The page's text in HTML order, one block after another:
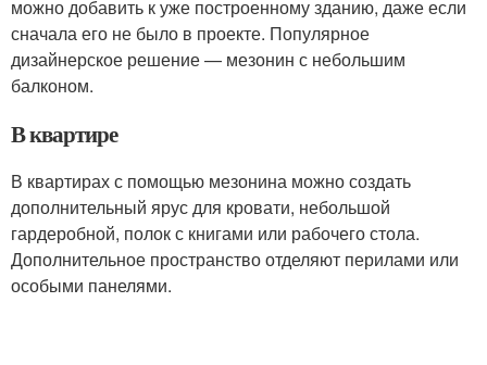
можно добавить к уже построенному зданию, даже если
сначала его не было в проекте. Популярное
дизайнерское решение — мезонин с небольшим
балконом.
В квартире
В квартирах с помощью мезонина можно создать
дополнительный ярус для кровати, небольшой
гардеробной, полок с книгами или рабочего стола.
Дополнительное пространство отделяют перилами или
особыми панелями.